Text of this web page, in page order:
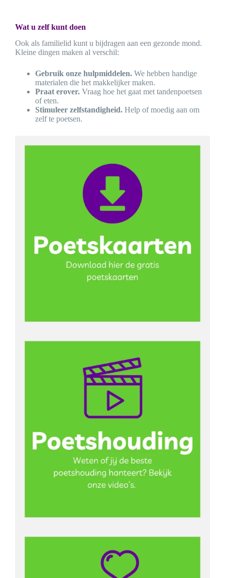
Wat u zelf kunt doen
Ook als familielid kunt u bijdragen aan een gezonde mond.
Kleine dingen maken al verschil:
Gebruik onze hulpmiddelen. We hebben handige
materialen die het makkelijker maken.
Praat erover. Vraag hoe het gaat met tandenpoetsen
of eten.
Stimuleer zelfstandigheid. Help of moedig aan om
zelf te poetsen.